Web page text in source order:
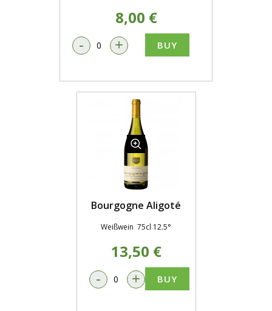
8,00 €
- + BUY
Bourgogne Aligoté
Weißwein 75cl 12.5°
13,50 €
- + BUY